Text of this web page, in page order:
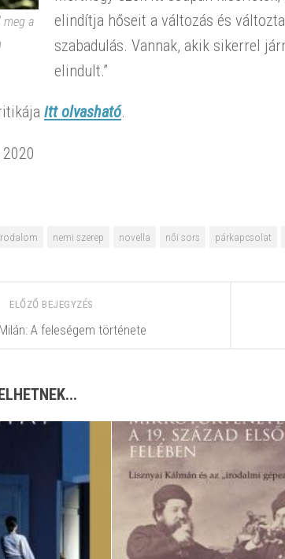
meg a
elindítja hőseit a változás és
szabadulás. Vannak, akik sikerrel
elindult.”
itt olvasható.
nemi szerep novella női sors párkapcsolat
ELŐZŐ BEJEGYZÉS
A feleségem története